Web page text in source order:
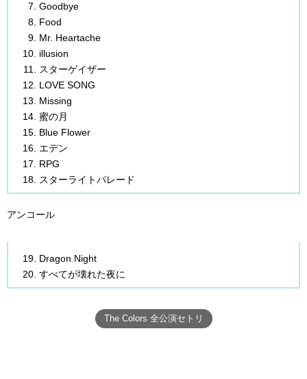
Goodbye
Food
Mr. Heartache
illusion
スターゲイザー
LOVE SONG
Missing
蜜の月
Blue Flower
エデン
RPG
スターライトパレード
アンコール
Dragon Night
すべてが壊れた夜に
The Colors 全公演セトリ